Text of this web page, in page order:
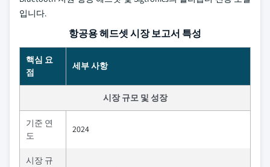
입니다.
항공용 헤드셋 시장 보고서 특성
핵심 요
점
세부 사항
시장 규모 및 성장
기준 연
도
2024
시장 규